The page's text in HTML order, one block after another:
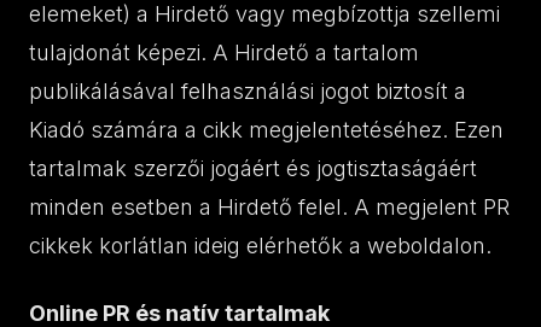
elemeket) a Hirdető vagy megbízottja szellemi
tulajdonát képezi. A Hirdető a tartalom
publikálásával felhasználási jogot biztosít a
Kiadó számára a cikk megjelentetéséhez. Ezen
tartalmak szerzői jogáért és jogtisztaságáért
minden esetben a Hirdető felel. A megjelent PR
cikkek korlátlan ideig elérhetők a weboldalon.
Online PR és natív tartalmak